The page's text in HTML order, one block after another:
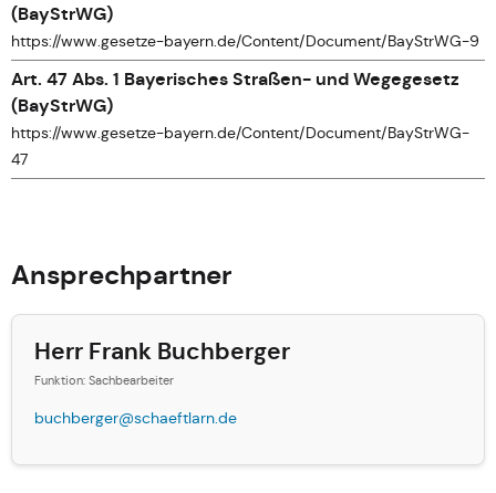
(BayStrWG)
https://www.gesetze-bayern.de/Content/Document/BayStrWG-9
Art. 47 Abs. 1 Bayerisches Straßen- und Wegegesetz
(BayStrWG)
https://www.gesetze-bayern.de/Content/Document/BayStrWG-
47
Ansprechpartner
Herr Frank Buchberger
Funktion: Sachbearbeiter
buchberger@schaeftlarn.de